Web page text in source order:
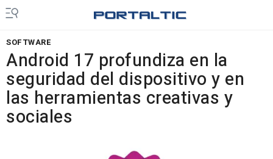
SOFTWARE
Android 17 profundiza en la
seguridad del dispositivo y en
las herramientas creativas y
sociales